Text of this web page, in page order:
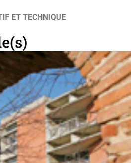
ET TECHNIQUE